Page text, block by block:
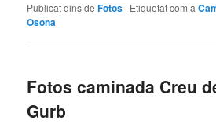
Publicat dins de Fotos | Etiquetat com a
Osona
Fotos caminada Creu
Gurb